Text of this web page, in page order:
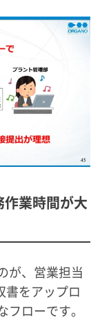
業時間が大
が、営業担当
書をアップロ
ローです。